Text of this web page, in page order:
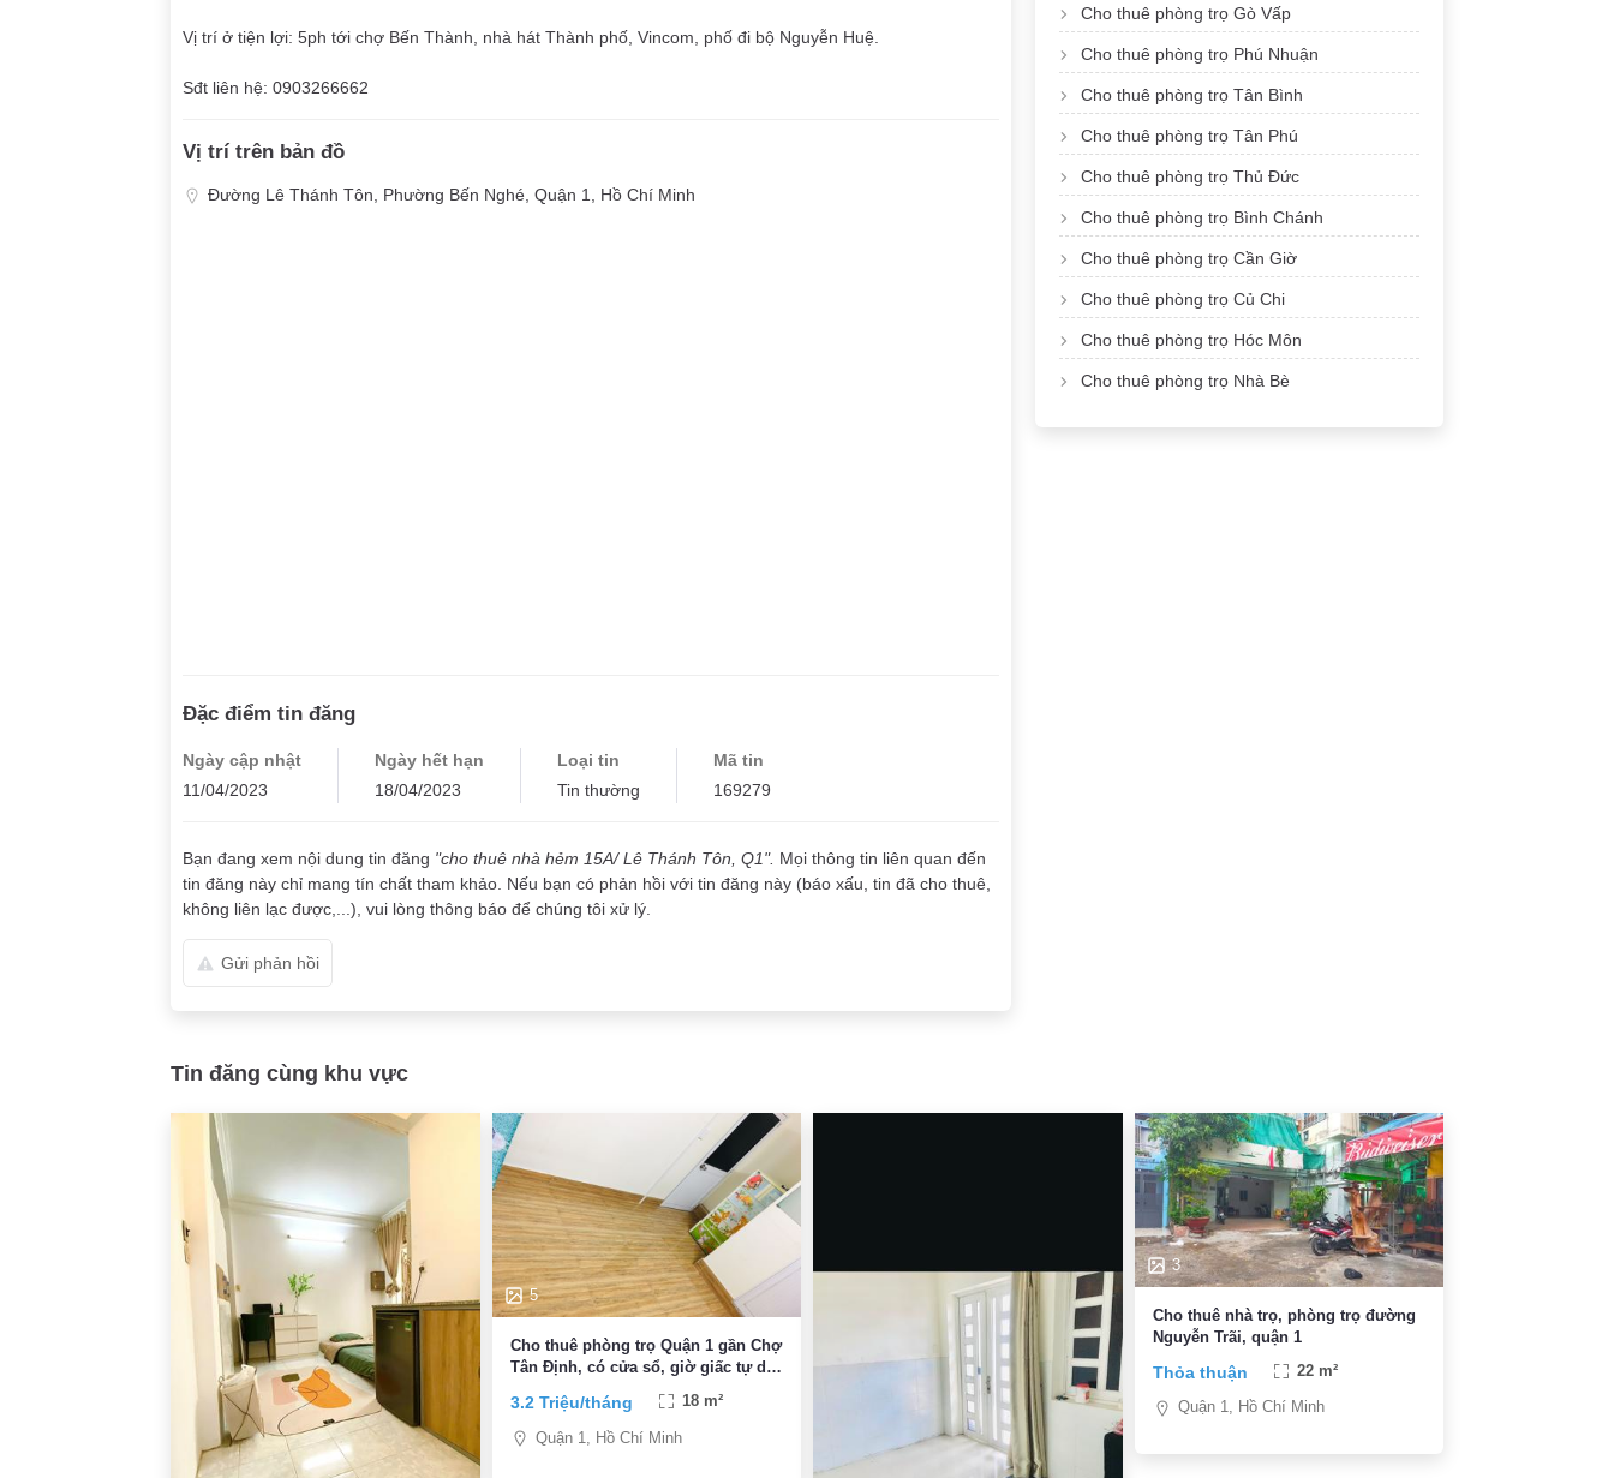
Vị trí ở tiện lợi: 5ph tới chợ Bến Thành, nhà hát Thành phố, Vincom, phố đi bộ Nguyễn Huệ.
Sđt liên hệ: 0903266662
Vị trí trên bản đồ
Đường Lê Thánh Tôn, Phường Bến Nghé, Quận 1, Hồ Chí Minh
Đặc điểm tin đăng
Ngày cập nhật
11/04/2023
Ngày hết hạn
18/04/2023
Loại tin
Tin thường
Mã tin
169279
Bạn đang xem nội dung tin đăng "cho thuê nhà hẻm 15A/ Lê Thánh Tôn, Q1". Mọi thông tin liên quan đến
tin đăng này chỉ mang tín chất tham khảo. Nếu bạn có phản hồi với tin đăng này (báo xấu, tin đã cho thuê,
không liên lạc được,...), vui lòng thông báo để chúng tôi xử lý.
Gửi phản hồi
Cho thuê phòng trọ Gò Vấp
Cho thuê phòng trọ Phú Nhuận
Cho thuê phòng trọ Tân Bình
Cho thuê phòng trọ Tân Phú
Cho thuê phòng trọ Thủ Đức
Cho thuê phòng trọ Bình Chánh
Cho thuê phòng trọ Cần Giờ
Cho thuê phòng trọ Củ Chi
Cho thuê phòng trọ Hóc Môn
Cho thuê phòng trọ Nhà Bè
Tin đăng cùng khu vực
5
Cho thuê phòng trọ Quận 1 gần Chợ
Tân Định, có cửa sổ, giờ giấc tự do,
3.2 Triệu/tháng 18 m²
Quận 1, Hồ Chí Minh
3
Cho thuê nhà trọ, phòng trọ đường
Nguyễn Trãi, quận 1
Thỏa thuận 22 m²
Quận 1, Hồ Chí Minh